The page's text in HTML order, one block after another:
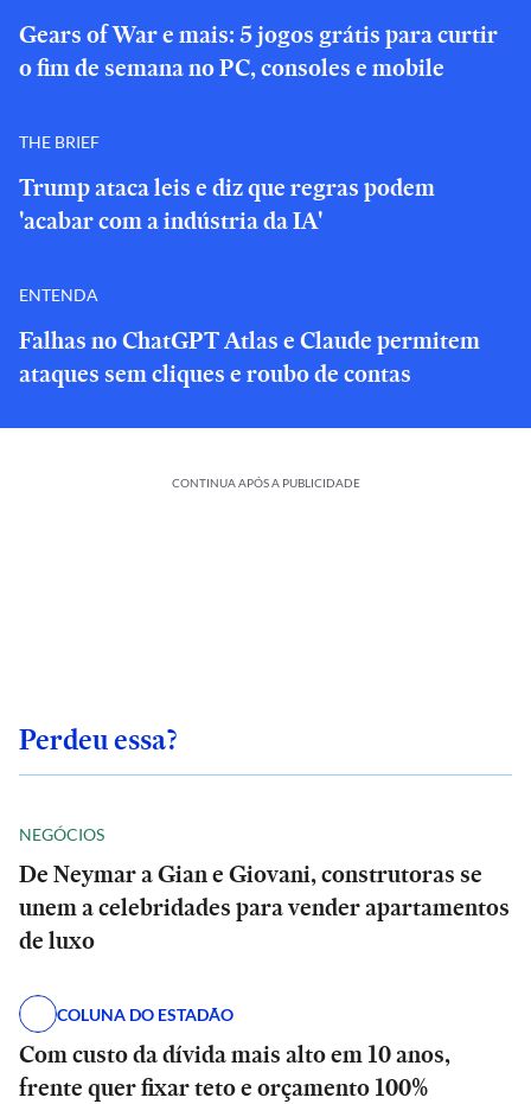
Gears of War e mais: 5 jogos grátis para curtir
o fim de semana no PC, consoles e mobile
THE BRIEF
Trump ataca leis e diz que regras podem
'acabar com a indústria da IA'
ENTENDA
Falhas no ChatGPT Atlas e Claude permitem
ataques sem cliques e roubo de contas
CONTINUA APÓS A PUBLICIDADE
Perdeu essa?
NEGÓCIOS
De Neymar a Gian e Giovani, construtoras se
unem a celebridades para vender apartamentos
de luxo
COLUNA DO ESTADÃO
Com custo da dívida mais alto em 10 anos,
frente quer fixar teto e orçamento 100%